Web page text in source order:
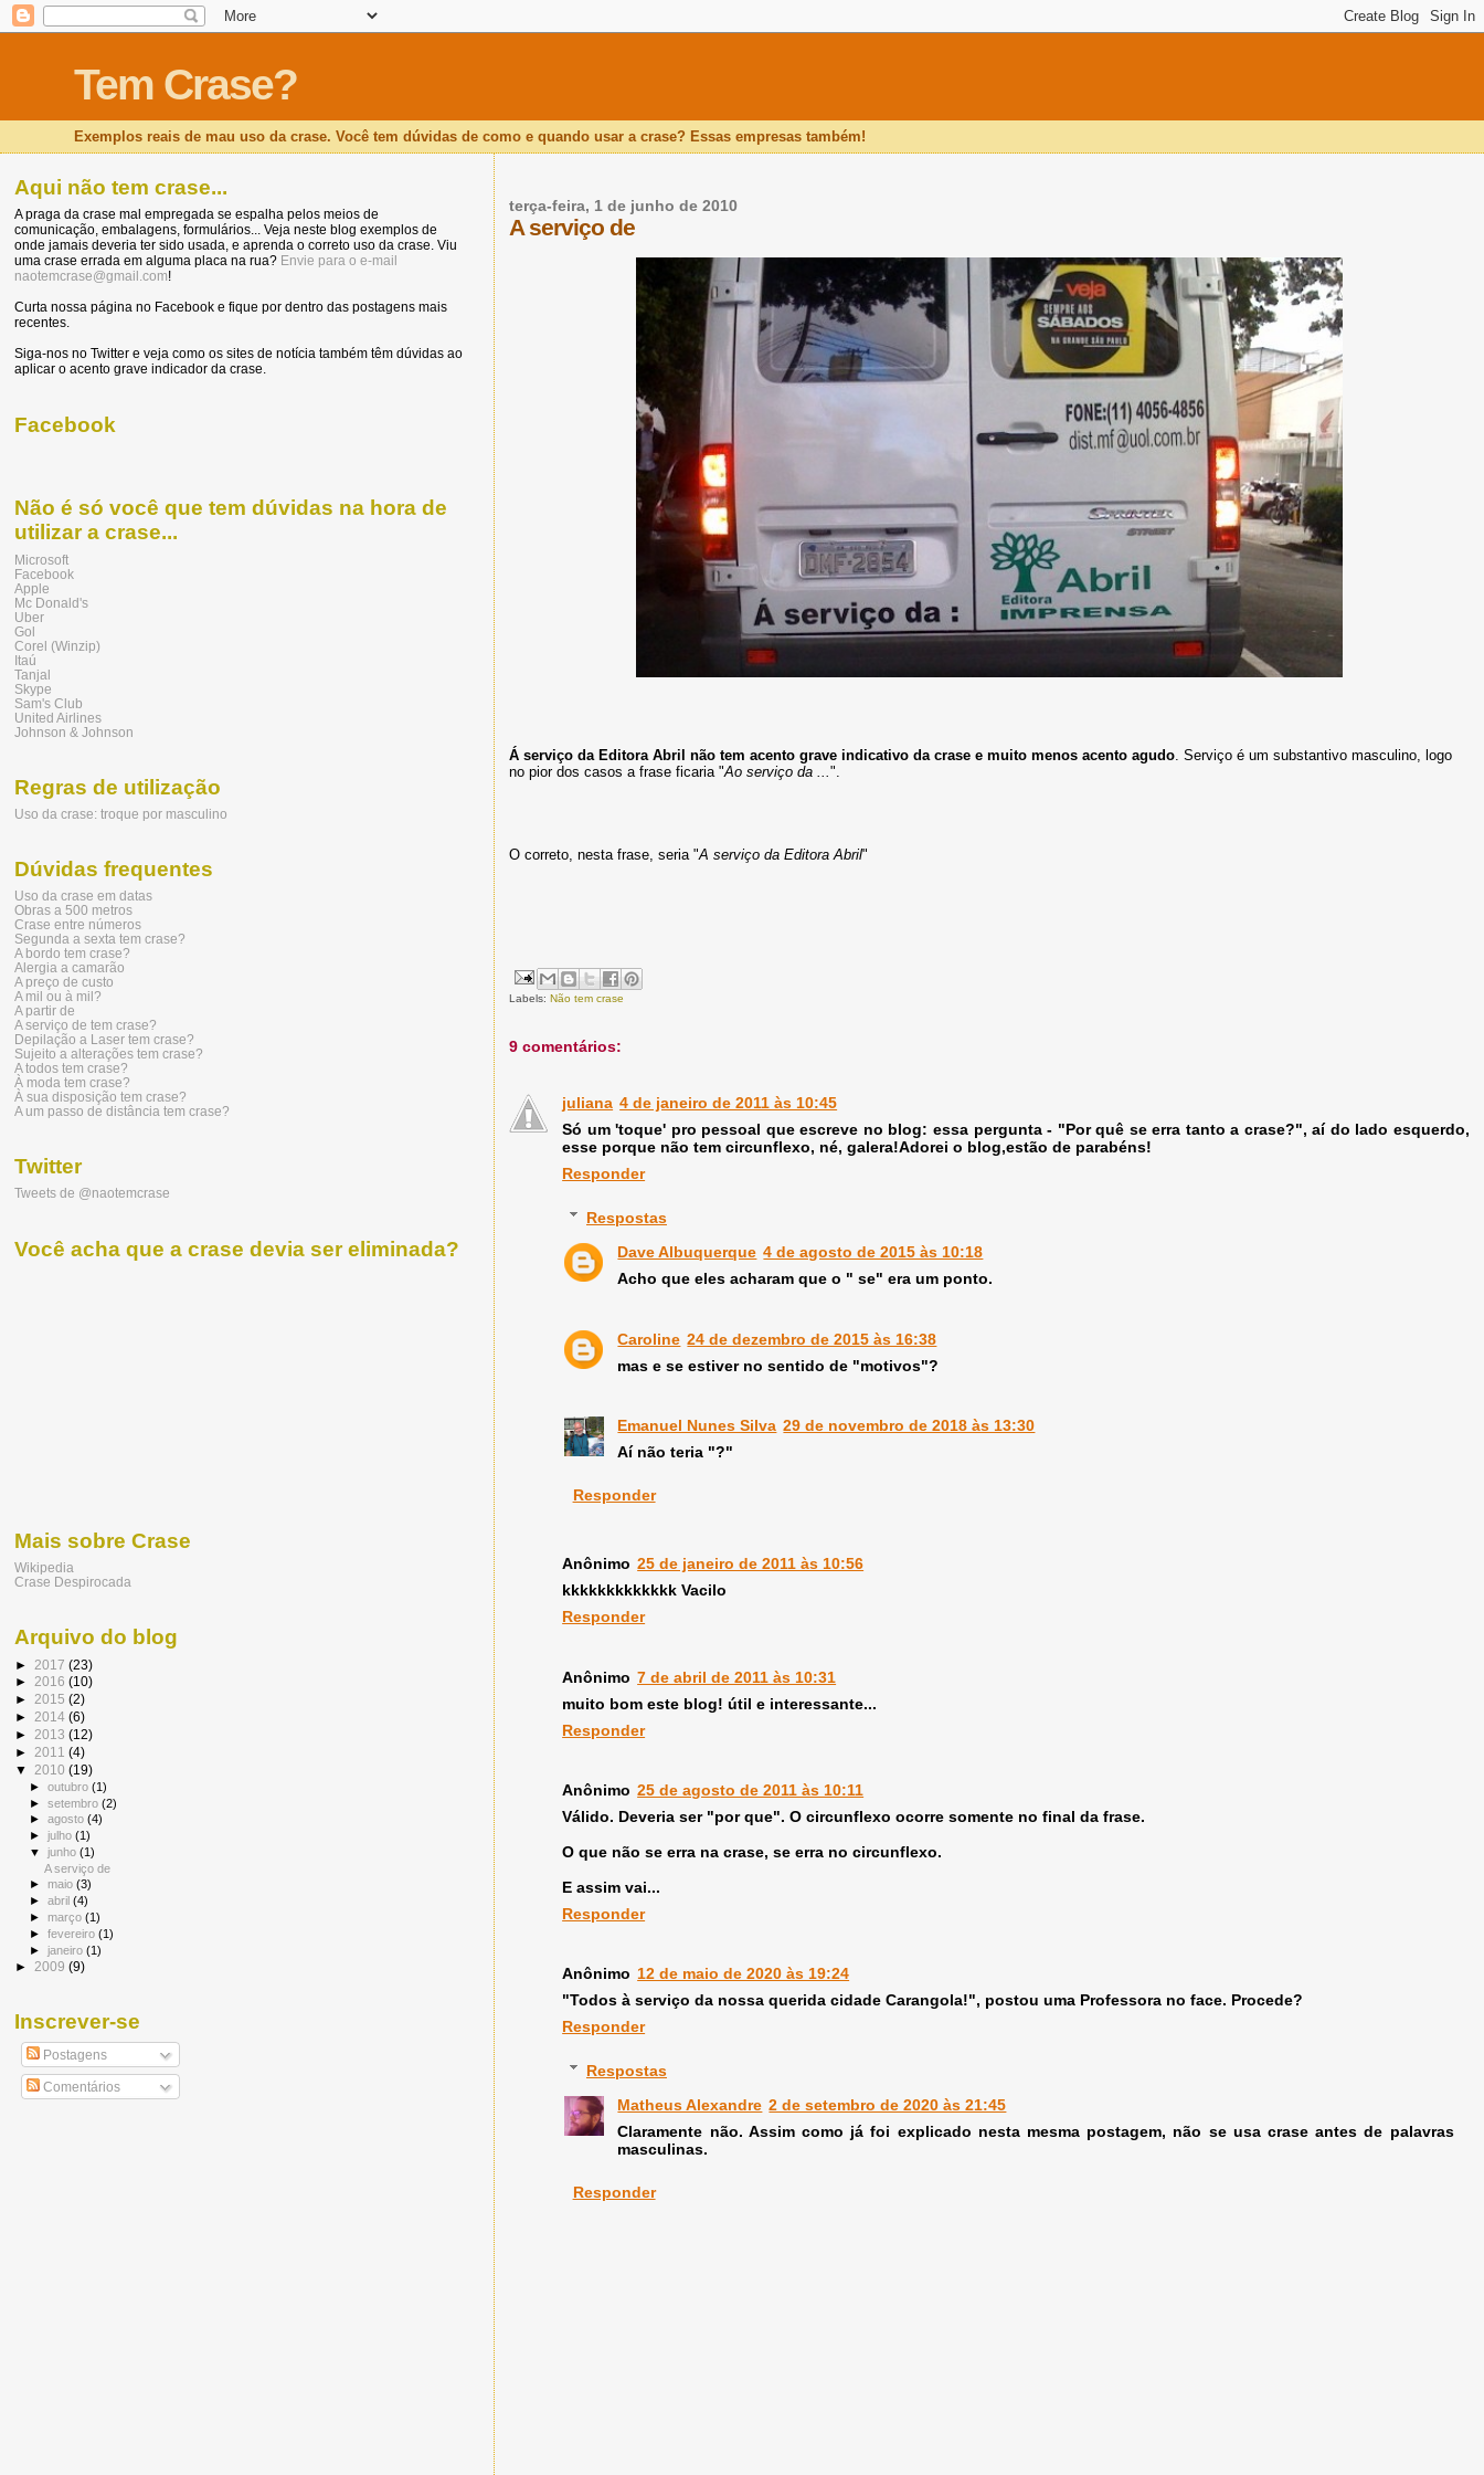
Tem Crase?
Exemplos reais de mau uso da crase. Você tem dúvidas de como e quando usar a crase? Essas empresas também!
terça-feira, 1 de junho de 2010
A serviço de
Á serviço da Editora Abril não tem acento grave indicativo da crase e muito menos acento agudo. Serviço é um substantivo masculino, logo
no pior dos casos a frase ficaria "Ao serviço da ...".
O correto, nesta frase, seria "A serviço da Editora Abril"
Labels:Não tem crase
9 comentários:
juliana 4 de janeiro de 2011 às 10:45
Só um 'toque' pro pessoal que escreve no blog: essa pergunta - "Por quê se erra tanto a crase?", aí do lado esquerdo,
esse porque não tem circunflexo, né, galera!Adorei o blog,estão de parabéns!
Responder
Respostas
Dave Albuquerque 4 de agosto de 2015 às 10:18
Acho que eles acharam que o " se" era um ponto.
Caroline 24 de dezembro de 2015 às 16:38
mas e se estiver no sentido de "motivos"?
Emanuel Nunes Silva 29 de novembro de 2018 às 13:30
Aí não teria "?"
Responder
Anônimo 25 de janeiro de 2011 às 10:56
kkkkkkkkkkkkk Vacilo
Responder
Anônimo 7 de abril de 2011 às 10:31
muito bom este blog! útil e interessante...
Responder
Anônimo 25 de agosto de 2011 às 10:11
Válido. Deveria ser "por que". O circunflexo ocorre somente no final da frase.
O que não se erra na crase, se erra no circunflexo.
E assim vai...
Responder
Anônimo 12 de maio de 2020 às 19:24
"Todos à serviço da nossa querida cidade Carangola!", postou uma Professora no face. Procede?
Responder
Respostas
Matheus Alexandre 2 de setembro de 2020 às 21:45
Claramente não. Assim como já foi explicado nesta mesma postagem, não se usa crase antes de palavras
masculinas.
Responder
Aqui não tem crase...
A praga da crase mal empregada se espalha pelos meios de
comunicação, embalagens, formulários... Veja neste blog exemplos de
onde jamais deveria ter sido usada, e aprenda o correto uso da crase. Viu
uma crase errada em alguma placa na rua? Envie para o e-mail
naotemcrase@gmail.com!
Curta nossa página no Facebook e fique por dentro das postagens mais
recentes.
Siga-nos no Twitter e veja como os sites de notícia também têm dúvidas ao
aplicar o acento grave indicador da crase.
Facebook
Não é só você que tem dúvidas na hora de
utilizar a crase...
Microsoft
Facebook
Apple
Mc Donald's
Uber
Gol
Corel (Winzip)
Itaú
Tanjal
Skype
Sam's Club
United Airlines
Johnson & Johnson
Regras de utilização
Uso da crase: troque por masculino
Dúvidas frequentes
Uso da crase em datas
Obras a 500 metros
Crase entre números
Segunda a sexta tem crase?
A bordo tem crase?
Alergia a camarão
A preço de custo
A mil ou à mil?
A partir de
A serviço de tem crase?
Depilação a Laser tem crase?
Sujeito a alterações tem crase?
A todos tem crase?
À moda tem crase?
À sua disposição tem crase?
A um passo de distância tem crase?
Twitter
Tweets de @naotemcrase
Você acha que a crase devia ser eliminada?
Mais sobre Crase
Wikipedia
Crase Despirocada
Arquivo do blog
► 2017 (23)
► 2016 (10)
► 2015 (2)
► 2014 (6)
► 2013 (12)
► 2011 (4)
▼ 2010 (19)
►outubro(1)
►setembro(2)
►agosto(4)
►julho(1)
▼junho(1)
A serviço de
► maio(3)
►abril(4)
► março(1)
►fevereiro(1)
►janeiro(1)
► 2009 (9)
Inscrever-se
Postagens
Comentários